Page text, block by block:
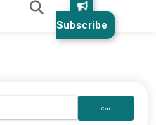
Subscribe